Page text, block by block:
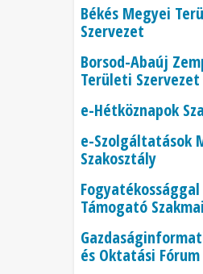
Békés Megyei
Szervezet
Borsod-Abaúj
Területi Szervezet
e-Hétköznapok
e-Szolgáltatások
Szakosztály
Támogató
és Oktatási Fórum